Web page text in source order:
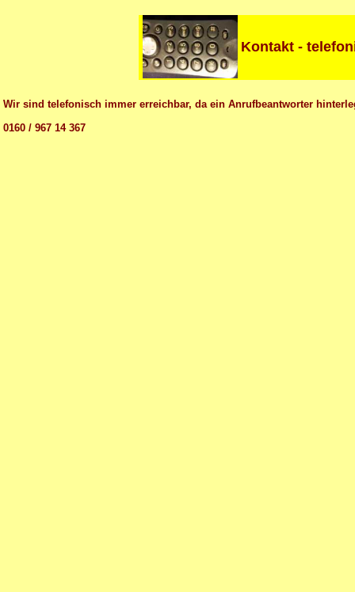
Kontakt -
Wir sind telefonisch immer erreichbar, da ein Anrufbeantworter
0160 / 967 14 367